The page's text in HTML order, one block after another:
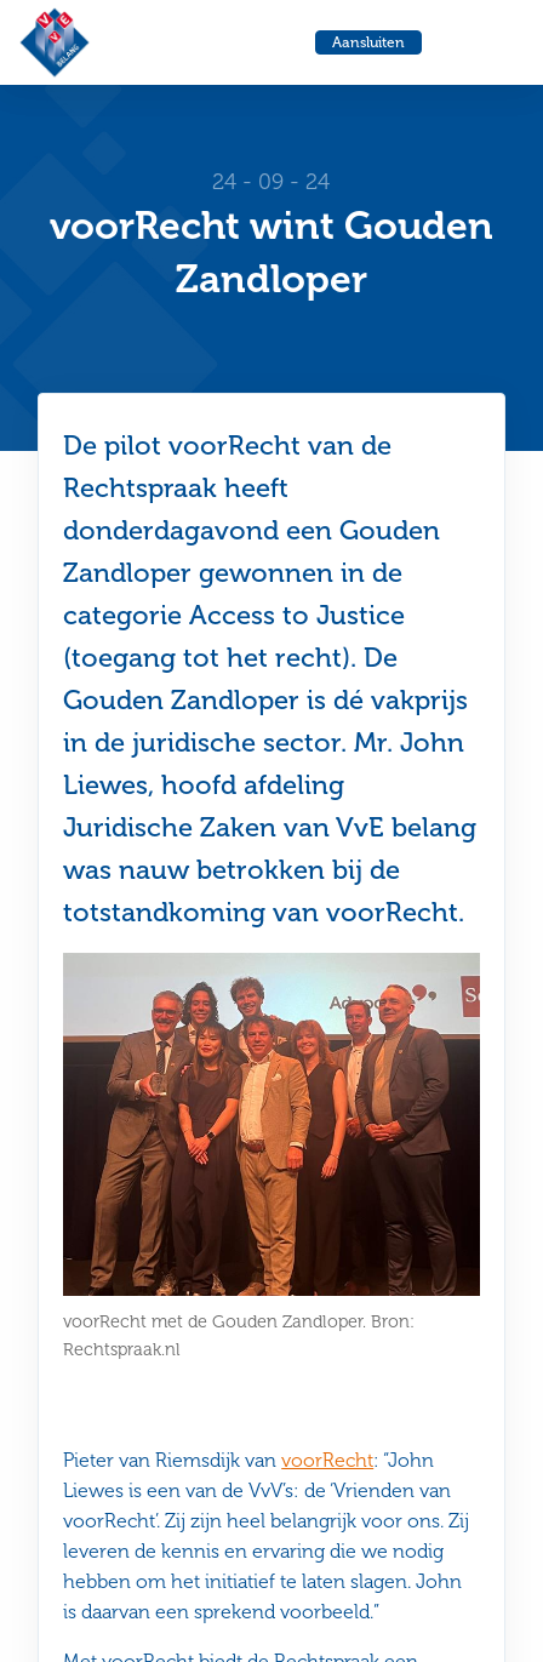
Aansluiten
24 - 09 - 24
voorRecht wint Gouden
Zandloper
De pilot voorRecht van de
Rechtspraak heeft
donderdagavond een Gouden
Zandloper gewonnen in de
categorie Access to Justice
(toegang tot het recht). De
Gouden Zandloper is dé vakprijs
in de juridische sector. Mr. John
Liewes, hoofd afdeling
Juridische Zaken van VvE belang
was nauw betrokken bij de
totstandkoming van voorRecht.
voorRecht met de Gouden Zandloper. Bron:
Rechtspraak.nl
Pieter van Riemsdijk vanvoorRecht: “John
Liewes is een van de VvV’s: de ‘Vrienden van
voorRecht’. Zij zijn heel belangrijk voor ons. Zij
leveren de kennis en ervaring die we nodig
hebben om het initiatief te laten slagen. John
is daarvan een sprekend voorbeeld.”